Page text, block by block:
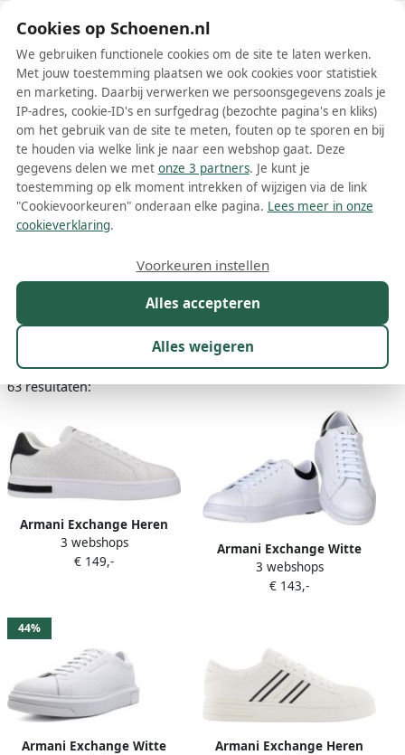
Schoenen.nl
Wis filters Alle filters
Witte Armani Exchange
herenschoenen
Meer lezen
Instappers Slippers Sneakers Veterschoenen
63 resultaten:
Armani Exchange Heren
Schoenen Herfst Winter
Collectie Polyester White
3 webshops
€ 149,-
Armani Exchange Witte
Sneakers voor een Stijlvolle
Look White Heren
3 webshops
€ 143,-
44%
Armani Exchange Witte
Armani Exchange Heren
Cookies op Schoenen.nl
We gebruiken functionele cookies om de site te laten werken.
Met jouw toestemming plaatsen we ook cookies voor statistiek
en marketing. Daarbij verwerken we persoonsgegevens zoals je
IP-adres, cookie-ID's en surfgedrag (bezochte pagina's en kliks)
om het gebruik van de site te meten, fouten op te sporen en bij
te houden via welke link je naar een webshop gaat. Deze
gegevens delen we met onze 3 partners. Je kunt je
toestemming op elk moment intrekken of wijzigen via de link
"Cookievoorkeuren" onderaan elke pagina. Lees meer in onze
cookieverklaring.
Alles accepteren
Alles weigeren
Voorkeuren instellen